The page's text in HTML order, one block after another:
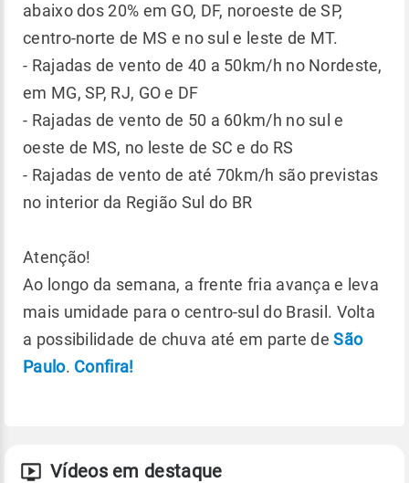
abaixo dos 20% em GO, DF, noroeste de SP,
centro-norte de MS e no sul e leste de MT.
- Rajadas de vento de 40 a 50km/h no Nordeste,
em MG, SP, RJ, GO e DF
- Rajadas de vento de 50 a 60km/h no sul e
oeste de MS, no leste de SC e do RS
- Rajadas de vento de até 70km/h são previstas
no interior da Região Sul do BR
Atenção!
Ao longo da semana, a frente fria avança e leva
mais umidade para o centro-sul do Brasil. Volta
a possibilidade de chuva até em parte deSão
Paulo. Confira!
Vídeos em destaque